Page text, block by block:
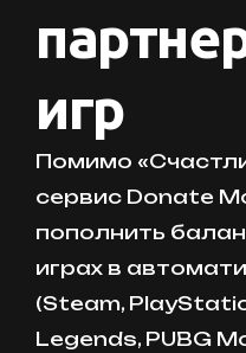
игр
Помимо
сервис Donate
пополнить
играх в
(Steam,
Legends, PUBG